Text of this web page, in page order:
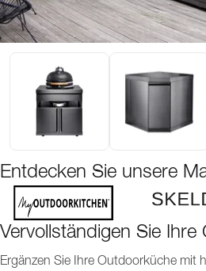
Entdecken Sie unsere
Vervollständigen Sie Ihre
Ergänzen Sie Ihre Outdoorküche mit